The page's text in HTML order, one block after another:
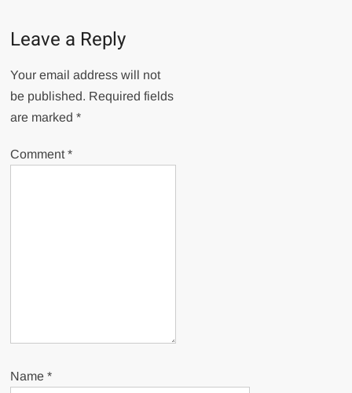
Leave a Reply
Your email address will not
be published. Required fields
are marked*
Comment*
Name*